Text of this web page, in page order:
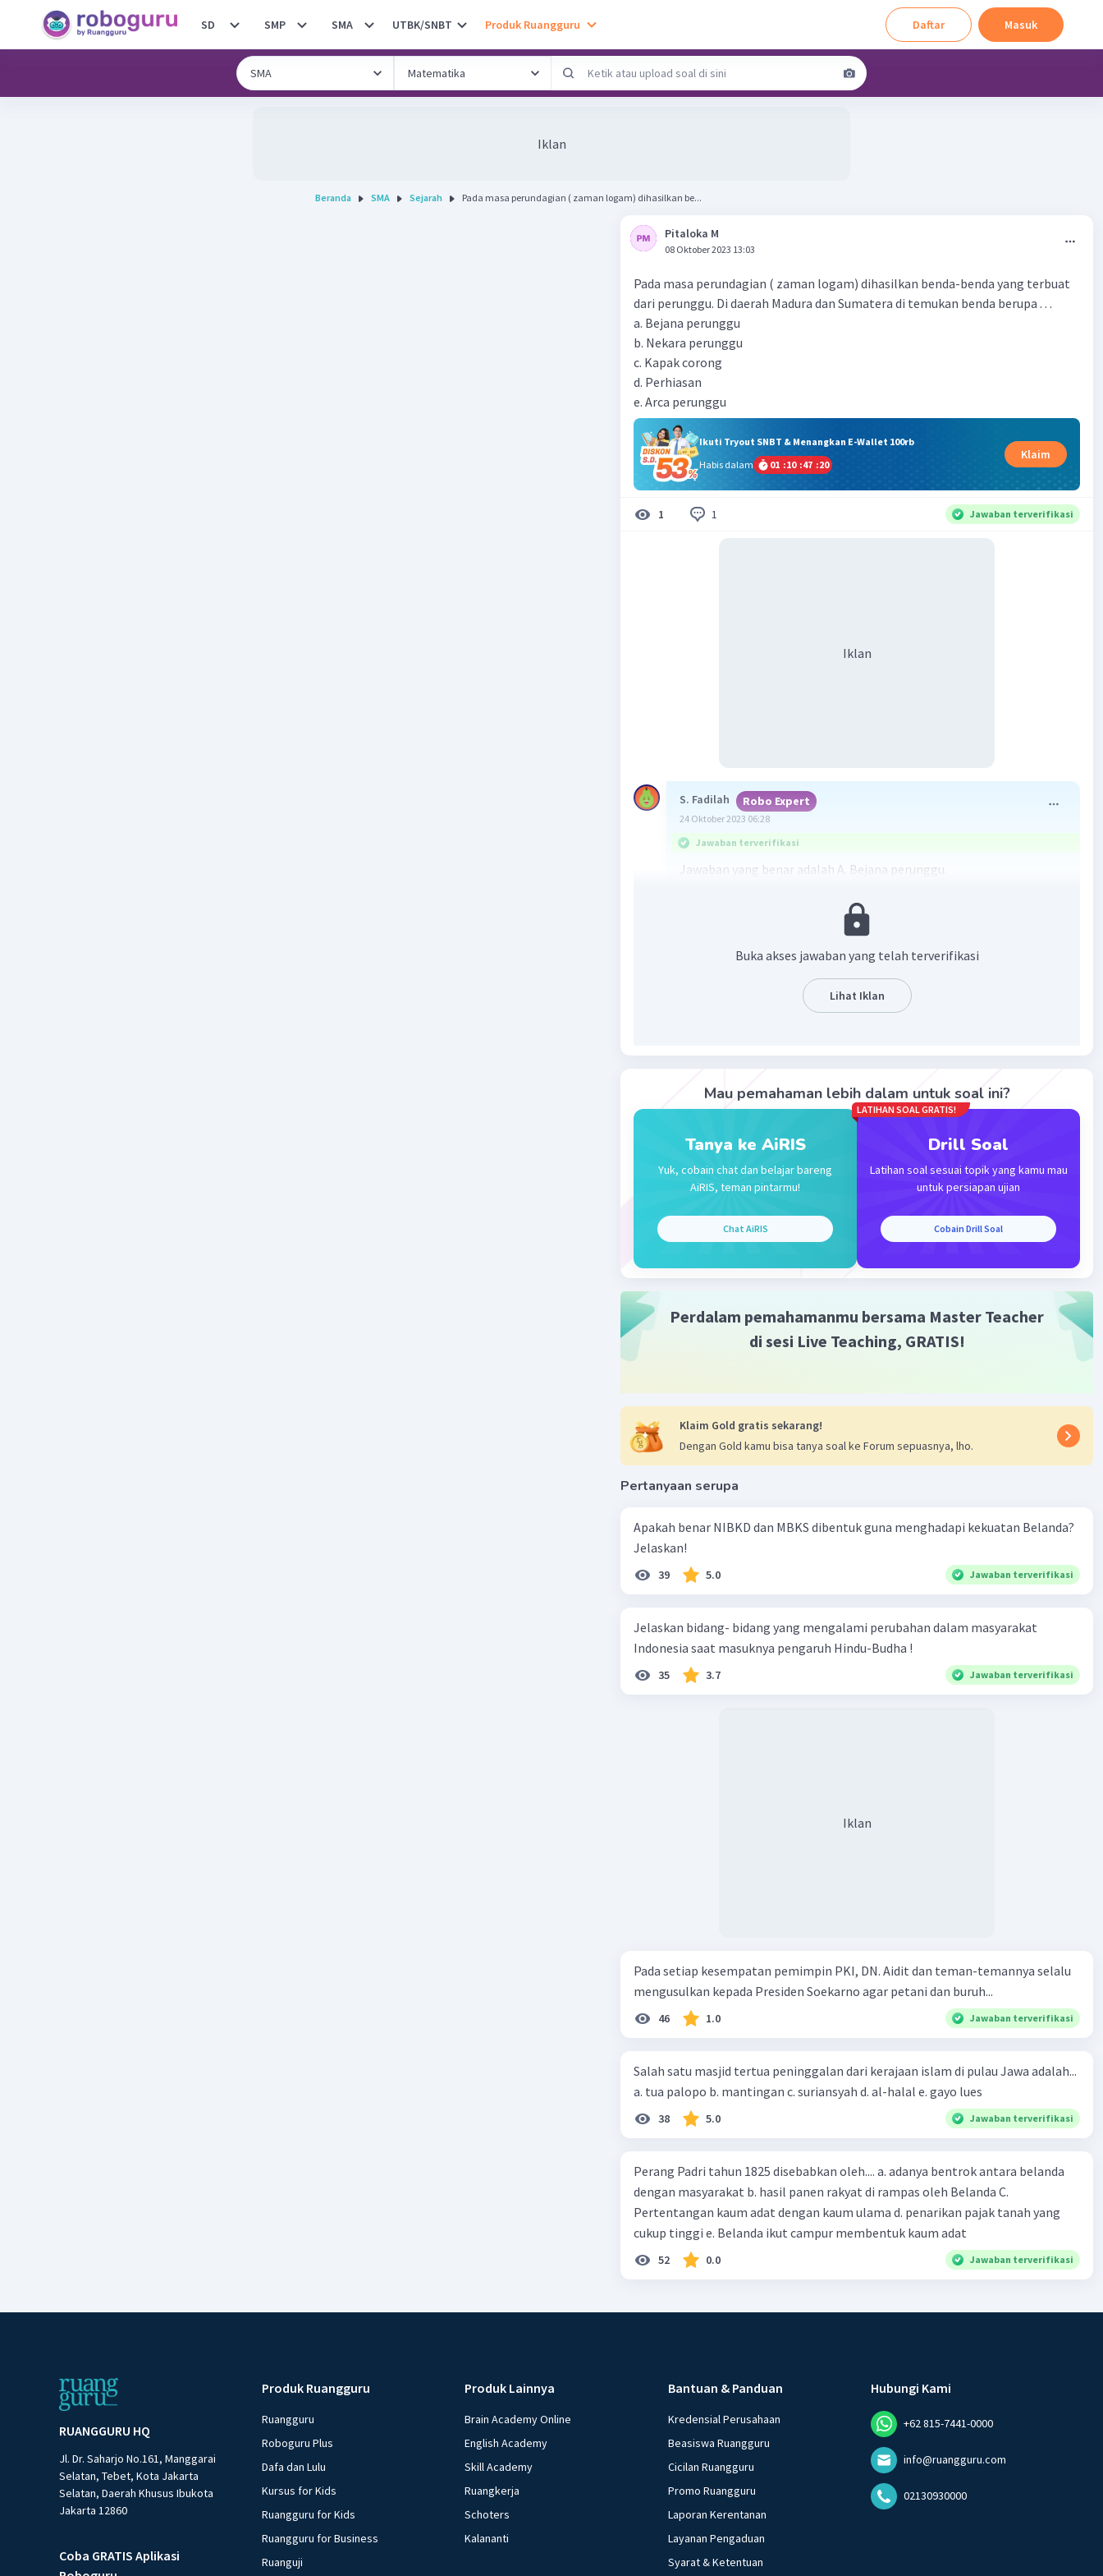
SD SMP SMA UTBK/SNBT Produk Ruangguru Daftar Masuk
Iklan
Beranda SMA Sejarah Pada masa perundagian ( zaman logam) dihasilkan be...
Pitaloka M
08 Oktober 2023 13:03
Pada masa perundagian ( zaman logam) dihasilkan benda-benda yang terbuat
dari perunggu. Di daerah Madura dan Sumatera di temukan benda berupa . . .
a. Bejana perunggu
b. Nekara perunggu
c. Kapak corong
d. Perhiasan
e. Arca perunggu
Ikuti Tryout SNBT & Menangkan E-Wallet 100rb
Habis dalam
01 :10 :47 :20
Klaim
1 1 Jawaban terverifikasi
Iklan
S. Fadilah Robo Expert
24 Oktober 2023 06:28
Jawaban terverifikasi
Jawaban yang benar adalah A. Bejana perunggu.
Masa perundagian ditandai dengan perkembangan dan kemahiran
dalam membuat alat-alat berbahan logam. Mereka telah mengenal
2 teknik pengolahan logam, yaitu teknik cetakan setangkup
(bivalve), dan teknik cetakan lilin (a cire perdue). Salah satu contoh
hasil budaya pada masa perundagian yang berbahan logam adalah
bejana perunggu banyak ditemukan di Sumatra tepatnya di dekat
Beri Rating·0.0(0) Balas
Buka akses jawaban yang telah terverifikasi
Lihat Iklan
Mau pemahaman lebih dalam untuk soal ini?
Tanya ke AiRIS
Yuk, cobain chat dan belajar bareng
AiRIS, teman pintarmu!
Chat AiRIS
LATIHAN SOAL GRATIS!
Drill Soal
Latihan soal sesuai topik yang kamu mau
untuk persiapan ujian
Cobain Drill Soal
Perdalam pemahamanmu bersama Master Teacher
di sesi Live Teaching, GRATIS!
Klaim Gold gratis sekarang!
Dengan Gold kamu bisa tanya soal ke Forum sepuasnya, lho.
Pertanyaan serupa
Apakah benar NIBKD dan MBKS dibentuk guna menghadapi kekuatan Belanda?
Jelaskan!
39 5.0 Jawaban terverifikasi
Jelaskan bidang- bidang yang mengalami perubahan dalam masyarakat
Indonesia saat masuknya pengaruh Hindu-Budha !
35 3.7 Jawaban terverifikasi
Iklan
Pada setiap kesempatan pemimpin PKI, DN. Aidit dan teman-temannya selalu
mengusulkan kepada Presiden Soekarno agar petani dan buruh...
46 1.0 Jawaban terverifikasi
Salah satu masjid tertua peninggalan dari kerajaan islam di pulau Jawa adalah...
a. tua palopo b. mantingan c. suriansyah d. al-halal e. gayo lues
38 5.0 Jawaban terverifikasi
Perang Padri tahun 1825 disebabkan oleh.... a. adanya bentrok antara belanda
dengan masyarakat b. hasil panen rakyat di rampas oleh Belanda C.
Pertentangan kaum adat dengan kaum ulama d. penarikan pajak tanah yang
cukup tinggi e. Belanda ikut campur membentuk kaum adat
52 0.0 Jawaban terverifikasi
RUANGGURU HQ
Jl. Dr. Saharjo No.161, Manggarai
Selatan, Tebet, Kota Jakarta
Selatan, Daerah Khusus Ibukota
Jakarta 12860
Coba GRATIS Aplikasi
Produk Ruangguru
Ruangguru
Roboguru Plus
Dafa dan Lulu
Kursus for Kids
Ruangguru for Kids
Ruangguru for Business
Ruanguji
Produk Lainnya
Brain Academy Online
English Academy
Skill Academy
Ruangkerja
Schoters
Kalananti
Bantuan & Panduan
Kredensial Perusahaan
Beasiswa Ruangguru
Cicilan Ruangguru
Promo Ruangguru
Laporan Kerentanan
Layanan Pengaduan
Syarat & Ketentuan
Hubungi Kami
+62 815-7441-0000
info@ruangguru.com
02130930000